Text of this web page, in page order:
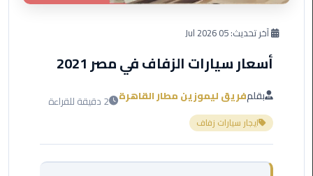
العرب
ليموزين
آخر تحديث:05 Jul 2026
أسعار سيارات الزفاف في مصر 2021
بقلمفريق ليموزين مطار القاهرة 2 دقيقة للقراءة
ايجار سيارات زفاف